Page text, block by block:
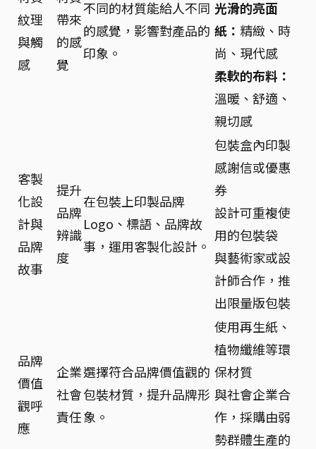
紋理
與觸
感
帶來
的感
覺
不同的材質能給人不同
的感覺，影響對產品的
印象。
光滑的亮面
紙： 精緻、時
尚、現代感
柔軟的布料：
溫暖、舒適、
親切感
客製
化設
計與
品牌
故事
提升
品牌
辨識
度
在包裝上印製品牌
Logo、標語、品牌故
事，運用客製化設計。
包裝盒內印製
感謝信或優惠
券
設計可重複使
用的包裝袋
與藝術家或設
計師合作，推
出限量版包裝
品牌
價值
觀呼
應
企業
社會
責任
選擇符合品牌價值觀的
包裝材質，提升品牌形
象。
使用再生紙、
植物纖維等環
保材質
與社會企業合
作，採購由弱
勢群體生產的